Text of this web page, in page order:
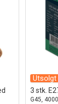
Utsolgt
3 stk.
G45,